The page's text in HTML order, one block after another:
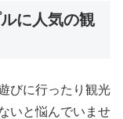
に人気の観
びに行ったり観光
いと悩んでいませ